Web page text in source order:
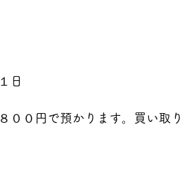
１日
ム６８００円で預